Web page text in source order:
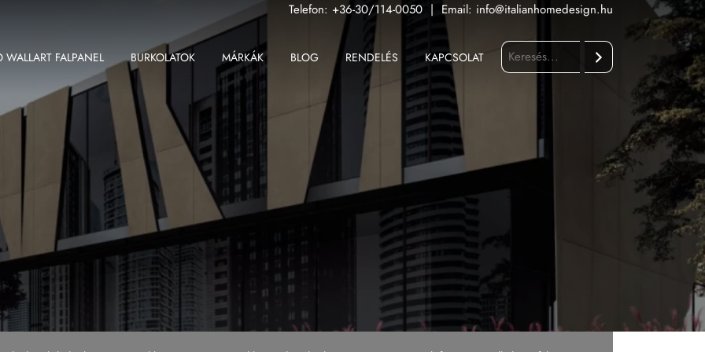
Telefon: +36-30/114-0050 | Email: info@italianhomedesign.hu
WALLART FALPANEL BURKOLATOK
2 cm-es greslap
2 cm-es padlólap
Beltéri padlólap
Fali csempe
Kültéri padlólap
Fürdőszoba
Konyha
Kültér
Nappali
MÁRKÁK
Apavisa
Ape
Atlas Concorde
Atlas Plan
Ceramiche Keope
Gardenia Orchidea
Iris Ceramica
Kronos Ceramiche
Saime
BLOG RENDELÉS KAPCSOLAT
Keresés